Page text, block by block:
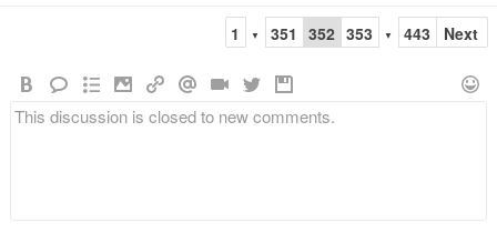
1 ▼ 351 352 353 ▼ 443 Next